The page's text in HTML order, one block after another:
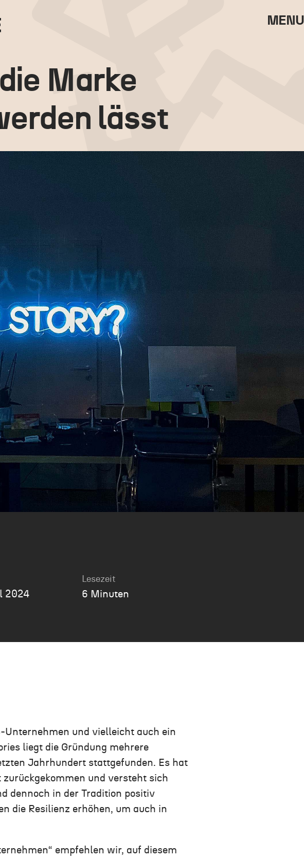
MENU
Marke
lässt
2024
Lesezeit
6 Minuten
-Unternehmen und vielleicht auch ein
liegt die Gründung mehrere
Jahrhundert stattgefunden. Es hat
und versteht sich
dennoch in der Tradition positiv
die Resilienz erhöhen, um auch in
empfehlen wir, auf diesem